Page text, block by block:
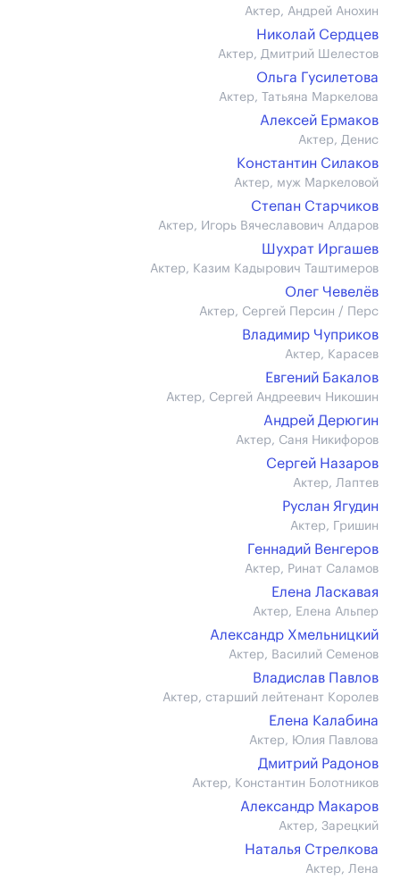
Актер, Андрей Анохин
Николай Сердцев
Актер, Дмитрий Шелестов
Ольга Гусилетова
Актер, Татьяна Маркелова
Алексей Ермаков
Актер, Денис
Константин Силаков
Актер, муж Маркеловой
Степан Старчиков
Актер, Игорь Вячеславович Алдаров
Шухрат Иргашев
Актер, Казим Кадырович Таштимеров
Олег Чевелёв
Актер, Сергей Персин / Перс
Владимир Чуприков
Актер, Карасев
Евгений Бакалов
Актер, Сергей Андреевич Никошин
Андрей Дерюгин
Актер, Саня Никифоров
Сергей Назаров
Актер, Лаптев
Руслан Ягудин
Актер, Гришин
Геннадий Венгеров
Актер, Ринат Саламов
Елена Ласкавая
Актер, Елена Альпер
Александр Хмельницкий
Актер, Василий Семенов
Владислав Павлов
Актер, старший лейтенант Королев
Елена Калабина
Актер, Юлия Павлова
Дмитрий Радонов
Актер, Константин Болотников
Александр Макаров
Актер, Зарецкий
Наталья Стрелкова
Актер, Лена